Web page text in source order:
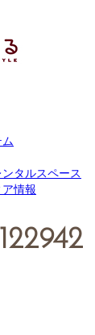
ンタルスペース
情報